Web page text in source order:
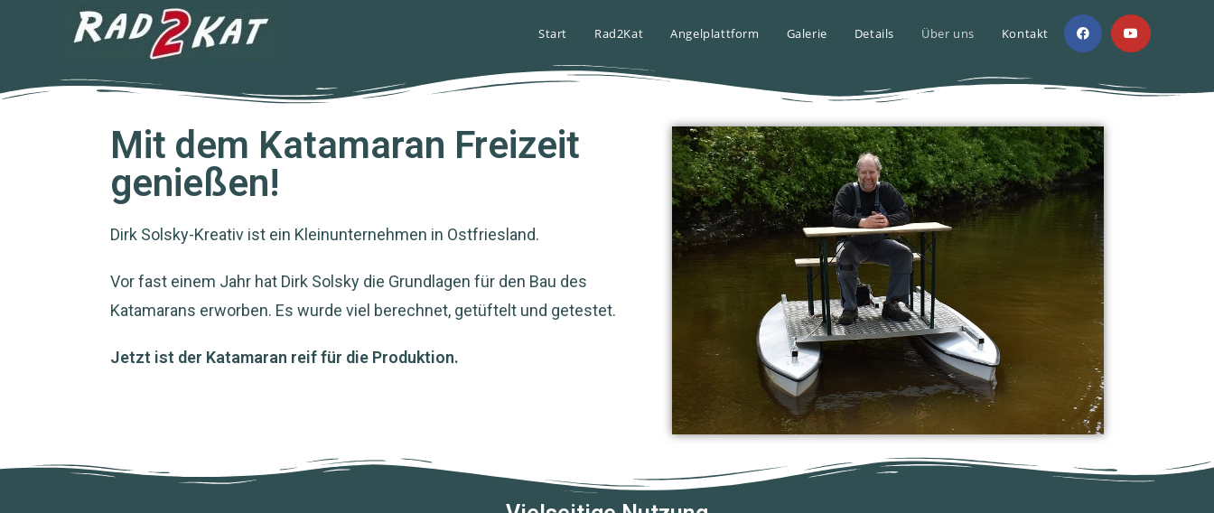
Start Rad2Kat Angelplattform Galerie Details Über uns Kontakt
Mit dem Katamaran Freizeit
genießen!
Dirk Solsky-Kreativ ist ein Kleinunternehmen in Ostfriesland.
Vor fast einem Jahr hat Dirk Solsky die Grundlagen für den Bau des
Katamarans erworben. Es wurde viel berechnet, getüftelt und getestet.
Jetzt ist der Katamaran reif für die Produktion.